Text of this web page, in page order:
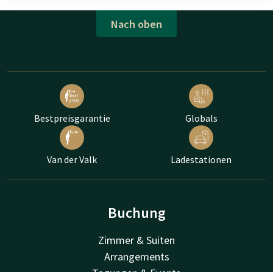
Nach oben
Bestpreisgarantie Globals
Van der Valk Ladestationen
Buchung
Zimmer & Suiten
Arrangements